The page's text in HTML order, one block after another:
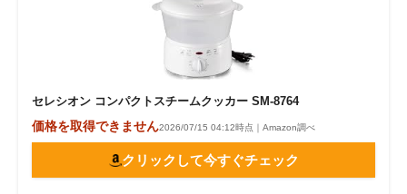
セレシオン コンパクトスチームクッカー SM‐8764
価格を取得できません2026/07/15 04:12時点｜Amazon調べ
クリックして今すぐチェック